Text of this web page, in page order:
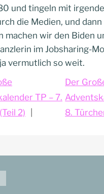
und tingeln mit
die Medien, und
machen wir den Biden
im Jobsharing-
vermutlich so weit.
TP – 7.
2)
Der
8.